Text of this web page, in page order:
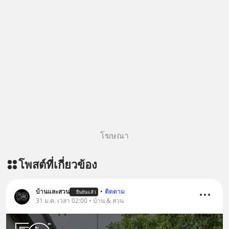
โฆษณา
โพสต์ที่เกี่ยวข้อง
บ้านและสวน ยืนยันแล้ว • ติดตาม
31 ม.ค. เวลา 02:00 • บ้าน & สวน